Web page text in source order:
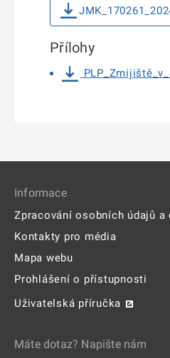
Přílohy
Informace
Zpracování osobních údajů a
Kontakty pro média
Mapa webu
Prohlášení o přístupnosti
Uživatelská příručka
Máte dotaz? Napište nám